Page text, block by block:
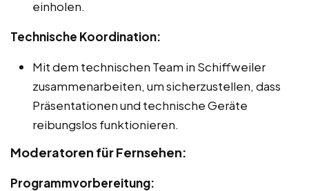
einholen.
Technische Koordination:
Mit dem technischen Team in Schiffweiler
zusammenarbeiten, um sicherzustellen, dass
Präsentationen und technische Geräte
reibungslos funktionieren.
Moderatoren für Fernsehen:
Programmvorbereitung: